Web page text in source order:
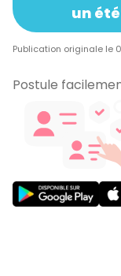
un
Publication originale le
Postule